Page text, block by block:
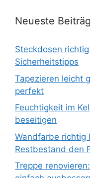
Neueste
Steckdosen
Sicherheitstipps
Tapezieren leicht
perfekt
Feuchtigkeit im
beseitigen
Wandfarbe richtig
Restbestand den
Treppe